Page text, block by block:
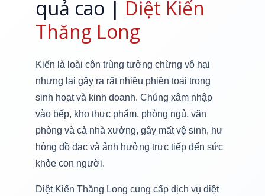
quả cao | Diệt Kiến
Thăng Long
Kiến là loài côn trùng tưởng chừng vô hại
nhưng lại gây ra rất nhiều phiền toái trong
sinh hoạt và kinh doanh. Chúng xâm nhập
vào bếp, kho thực phẩm, phòng ngủ, văn
phòng và cả nhà xưởng, gây mất vệ sinh, hư
hỏng đồ đạc và ảnh hưởng trực tiếp đến sức
khỏe con người.
Diệt Kiến Thăng Long cung cấp dịch vụ diệt